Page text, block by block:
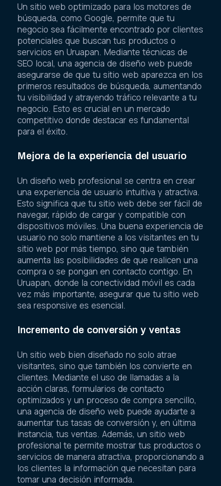
Un sitio web optimizado para los motores de
búsqueda, como Google, permite que tu
negocio sea fácilmente encontrado por clientes
potenciales que buscan tus productos o
servicios en Uruapan. Mediante técnicas de
SEO local, una agencia de diseño web puede
asegurarse de que tu sitio web aparezca en los
primeros resultados de búsqueda, aumentando
tu visibilidad y atrayendo tráfico relevante a tu
negocio. Esto es crucial en un mercado
competitivo donde destacar es fundamental
para el éxito.
Mejora de la experiencia del usuario
Un diseño web profesional se centra en crear
una experiencia de usuario intuitiva y atractiva.
Esto significa que tu sitio web debe ser fácil de
navegar, rápido de cargar y compatible con
dispositivos móviles. Una buena experiencia de
usuario no solo mantiene a los visitantes en tu
sitio web por más tiempo, sino que también
aumenta las posibilidades de que realicen una
compra o se pongan en contacto contigo. En
Uruapan, donde la conectividad móvil es cada
vez más importante, asegurar que tu sitio web
sea responsive es esencial.
Incremento de conversión y ventas
Un sitio web bien diseñado no solo atrae
visitantes, sino que también los convierte en
clientes. Mediante el uso de llamadas a la
acción claras, formularios de contacto
optimizados y un proceso de compra sencillo,
una agencia de diseño web puede ayudarte a
aumentar tus tasas de conversión y, en última
instancia, tus ventas. Además, un sitio web
profesional te permite mostrar tus productos o
servicios de manera atractiva, proporcionando a
los clientes la información que necesitan para
tomar una decisión informada.